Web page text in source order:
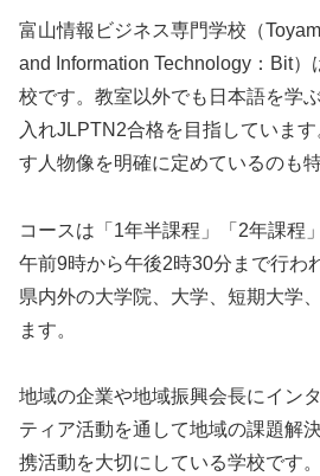
富山情報ビジネス専門学校（
and Information Technology：Bit）
校です。教室以外でも日本語を学
入れJLPTN2合格を目指していま
す人物像を明確に定めているのも特
コースは「1年半課程」「2年課程
午前9時から午後2時30分まで行わ
県内外の大学院、大学、短期大学
ます。
地域の企業や地域振興会長にイン
ティア活動を通して地域の課題解
携活動を大切にしている学校です。